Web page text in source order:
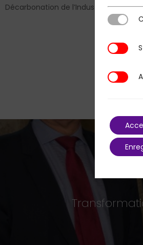
Décarbonation de l’Industrie
Cookies